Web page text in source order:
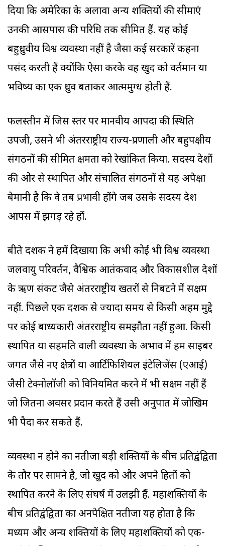
दिया कि अमेरिका के अलावा अन्य शक्तियों की सीमाएं
उनकी आसपास की परिधि तक सीमित हैं. यह कोई
बहुध्रुवीय विश्व व्यवस्था नहीं है जैसा कई सरकारें कहना
पसंद करती हैं क्योंकि ऐसा करके वह खुद को वर्तमान या
भविष्य का एक ध्रुव बताकर आत्ममुग्ध होती हैं.
फलस्तीन में जिस स्तर पर मानवीय आपदा की स्थिति
उपजी, उसने भी अंतरराष्ट्रीय राज्य-प्रणाली और बहुपक्षीय
संगठनों की सीमित क्षमता को रेखांकित किया. सदस्य देशों
की ओर से स्थापित और संचालित संगठनों से यह अपेक्षा
बेमानी है कि वे तब प्रभावी होंगे जब उसके सदस्य देश
आपस में झगड़ रहे हों.
बीते दशक ने हमें दिखाया कि अभी कोई भी विश्व व्यवस्था
जलवायु परिवर्तन, वैश्विक आतंकवाद और विकासशील देशों
के ऋण संकट जैसे अंतरराष्ट्रीय खतरों से निबटने में सक्षम
नहीं. पिछले एक दशक से ज्यादा समय से किसी अहम मुद्दे
पर कोई बाध्यकारी अंतरराष्ट्रीय समझौता नहीं हुआ. किसी
स्थापित या सहमति वाली व्यवस्था के अभाव में हम साइबर
जगत जैसे नए क्षेत्रों या आर्टिफिशियल इंटेलिजेंस (एआई)
जैसी टेक्नोलॉजी को विनियमित करने में भी सक्षम नहीं हैं
जो जितना अवसर प्रदान करते हैं उसी अनुपात में जोखिम
भी पैदा कर सकते हैं.
व्यवस्था न होने का नतीजा बड़ी शक्तियों के बीच प्रतिद्वंद्विता
के तौर पर सामने है, जो खुद को और अपने हितों को
स्थापित करने के लिए संघर्ष में उलझी हैं. महाशक्तियों के
बीच प्रतिद्वंद्विता का अनपेक्षित नतीजा यह होता है कि
मध्यम और अन्य शक्तियों के लिए महाशक्तियों को एक-